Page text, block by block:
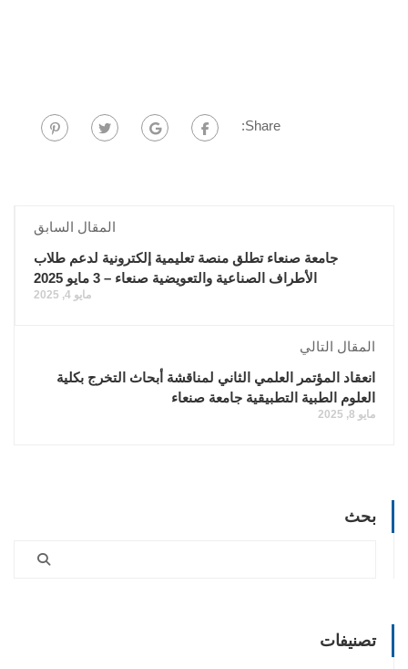
Share:
المقال السابق
جامعة صنعاء تطلق منصة تعليمية إلكترونية لدعم طلاب
الأطراف الصناعية والتعويضية صنعاء – 3 مايو 2025
مايو 4, 2025
المقال التالي
انعقاد المؤتمر العلمي الثاني لمناقشة أبحاث التخرج بكلية
العلوم الطبية التطبيقية جامعة صنعاء
مايو 8, 2025
بحث
تصنيفات